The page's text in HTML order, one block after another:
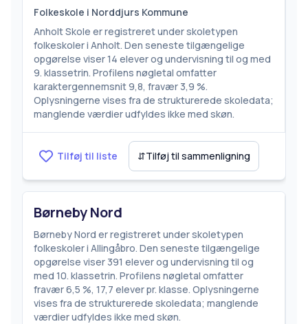
Folkeskole i Norddjurs Kommune
Anholt Skole er registreret under skoletypen
folkeskoler i Anholt. Den seneste tilgængelige
opgørelse viser 14 elever og undervisning til og med
9. klassetrin. Profilens nøgletal omfatter
karaktergennemsnit 9,8, fravær 3,9 %.
Oplysningerne vises fra de strukturerede skoledata;
manglende værdier udfyldes ikke med skøn.
Tilføj til liste ⇵Tilføj til sammenligning
Børneby Nord
Børneby Nord er registreret under skoletypen
folkeskoler i Allingåbro. Den seneste tilgængelige
opgørelse viser 391 elever og undervisning til og
med 10. klassetrin. Profilens nøgletal omfatter
fravær 6,5 %, 17,7 elever pr. klasse. Oplysningerne
vises fra de strukturerede skoledata; manglende
værdier udfyldes ikke med skøn.